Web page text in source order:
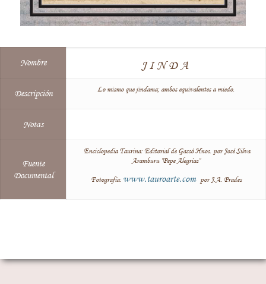
Nombre JINDA
Descripción Lo mismo que jindama; ambos equivalentes a miedo.
Notas
Fuente
Documental
Enciclopedia Taurina: Editorial de Gassó Hnos. por José Silva
Aramburu "Pepe Alegrías"
Fotografía: www.tauroarte.com por J.A. Prades